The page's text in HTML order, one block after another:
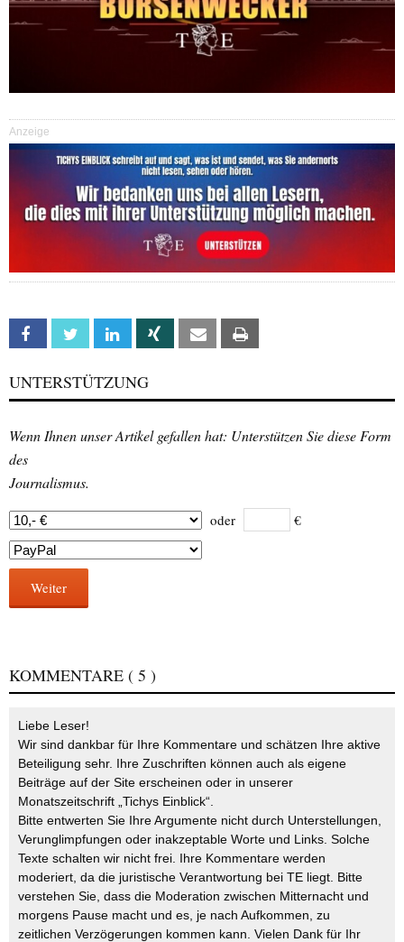
Anzeige
Facebook Twitter Linkedin Xing Email
UNTERSTÜTZUNG
Wenn Ihnen unser Artikel gefallen hat: Unterstützen Sie diese Form
des
Journalismus.
oder €
Weiter
KOMMENTARE ( 5 )
Liebe Leser!
Wir sind dankbar für Ihre Kommentare und schätzen Ihre aktive
Beteiligung sehr. Ihre Zuschriften können auch als eigene
Beiträge auf der Site erscheinen oder in unserer
Monatszeitschrift „Tichys Einblick“.
Bitte entwerten Sie Ihre Argumente nicht durch Unterstellungen,
Verunglimpfungen oder inakzeptable Worte und Links. Solche
Texte schalten wir nicht frei. Ihre Kommentare werden
moderiert, da die juristische Verantwortung bei TE liegt. Bitte
verstehen Sie, dass die Moderation zwischen Mitternacht und
morgens Pause macht und es, je nach Aufkommen, zu
zeitlichen Verzögerungen kommen kann. Vielen Dank für Ihr